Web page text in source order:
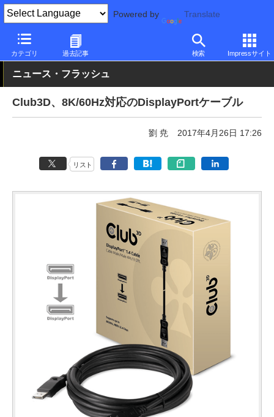
Powered by Translate
カテゴリ 過去記事 検索 Impressサイト
PC Watch 半導体/周辺機器 その他
ニュース・フラッシュ
Club3D、8K/60Hz対応のDisplayPortケーブル
劉 尭 2017年4月26日 17:26
リスト